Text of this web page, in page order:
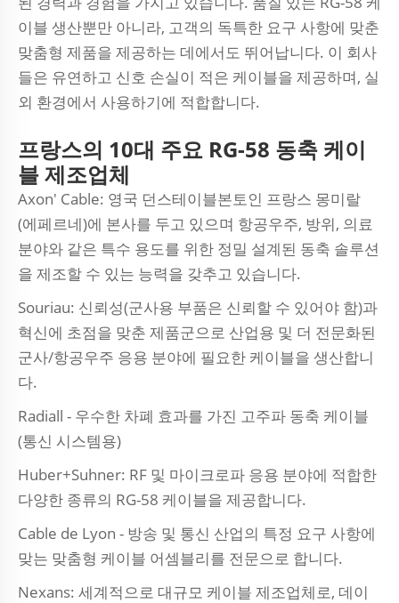
이블 생산뿐만 아니라, 고객의 독특한 요구 사항에 맞춘
맞춤형 제품을 제공하는 데에서도 뛰어납니다. 이 회사
들은 유연하고 신호 손실이 적은 케이블을 제공하며, 실
외 환경에서 사용하기에 적합합니다.
프랑스의 10대 주요 RG-58 동축 케이
블 제조업체
Axon' Cable: 영국 던스테이블본토인 프랑스 몽미랄
(에페르네)에 본사를 두고 있으며 항공우주, 방위, 의료
분야와 같은 특수 용도를 위한 정밀 설계된 동축 솔루션
을 제조할 수 있는 능력을 갖추고 있습니다.
Souriau: 신뢰성(군사용 부품은 신뢰할 수 있어야 함)과
혁신에 초점을 맞춘 제품군으로 산업용 및 더 전문화된
군사/항공우주 응용 분야에 필요한 케이블을 생산합니
다.
Radiall - 우수한 차폐 효과를 가진 고주파 동축 케이블
(통신 시스템용)
Huber+Suhner: RF 및 마이크로파 응용 분야에 적합한
다양한 종류의 RG-58 케이블을 제공합니다.
Cable de Lyon - 방송 및 통신 산업의 특정 요구 사항에
맞는 맞춤형 케이블 어셈블리를 전문으로 합니다.
Nexans: 세계적으로 대규모 케이블 제조업체로, 데이